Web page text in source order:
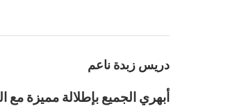
دريس زبدة ناعم
أبهري الجميع بإطلالة مميزة